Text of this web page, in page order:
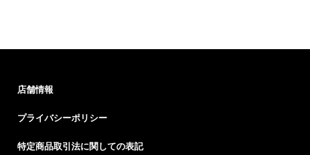
店舗情報
プライバシーポリシー
特定商品取引法に関しての表記